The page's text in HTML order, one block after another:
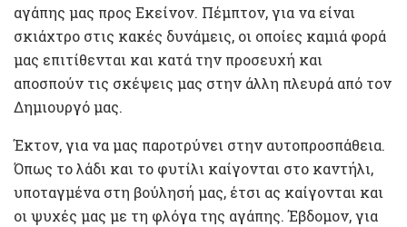
αγάπης μας προς Εκείνον. Πέμπτον, για να είναι
σκιάχτρο στις κακές δυνάμεις, οι οποίες καμιά φορά
μας επιτίθενται και κατά την προσευχή και
αποσπούν τις σκέψεις μας στην άλλη πλευρά από τον
Δημιουργό μας.
Έκτον, για να μας παροτρύνει στην αυτοπροσπάθεια.
Όπως το λάδι και το φυτίλι καίγονται στο καντήλι,
υποταγμένα στη βούλησή μας, έτσι ας καίγονται και
οι ψυχές μας με τη φλόγα της αγάπης. Έβδομον, για